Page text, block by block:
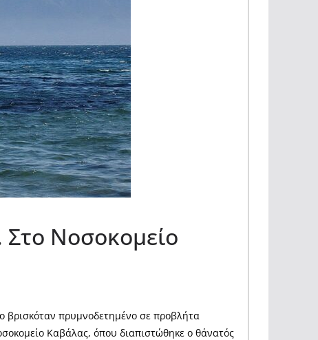
Νοσοκομείο
βρισκόταν πρυμνοδετημένο σε προβλήτα
Καβάλας, όπου διαπιστώθηκε ο θάνατός